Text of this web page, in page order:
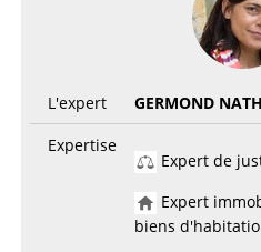
L'expert
GERMOND
Expertise
Expert de
Expert
biens